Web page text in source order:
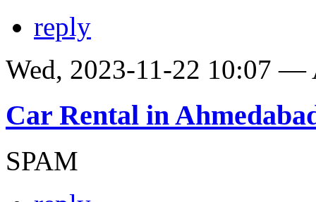
reply
Wed, 2023-11-22 10:07 —
Car Rental in
SPAM